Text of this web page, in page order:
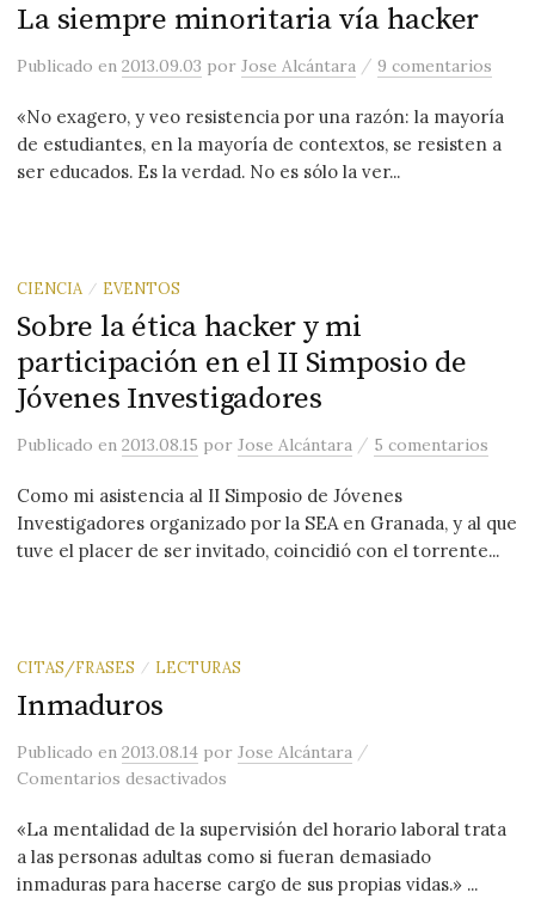
La siempre minoritaria vía hacker
Publicadoen2013.09.03 porJose Alcántara /9 comentarios
«No exagero, y veo resistencia por una razón: la mayoría
de estudiantes, en la mayoría de contextos, se resisten a
ser educados. Es la verdad. No es sólo la ver...
CIENCIA / EVENTOS
Sobre la ética hacker y mi
participación en el II Simposio de
Jóvenes Investigadores
Publicadoen2013.08.15 porJose Alcántara / 5 comentarios
Como mi asistencia al II Simposio de Jóvenes
Investigadores organizado por la SEA en Granada, y al que
tuve el placer de ser invitado, coincidió con el torrente...
CITAS/FRASES / LECTURAS
Inmaduros
Publicadoen2013.08.14 porJose Alcántara /
Comentarios desactivados
«La mentalidad de la supervisión del horario laboral trata
a las personas adultas como si fueran demasiado
inmaduras para hacerse cargo de sus propias vidas.» ...